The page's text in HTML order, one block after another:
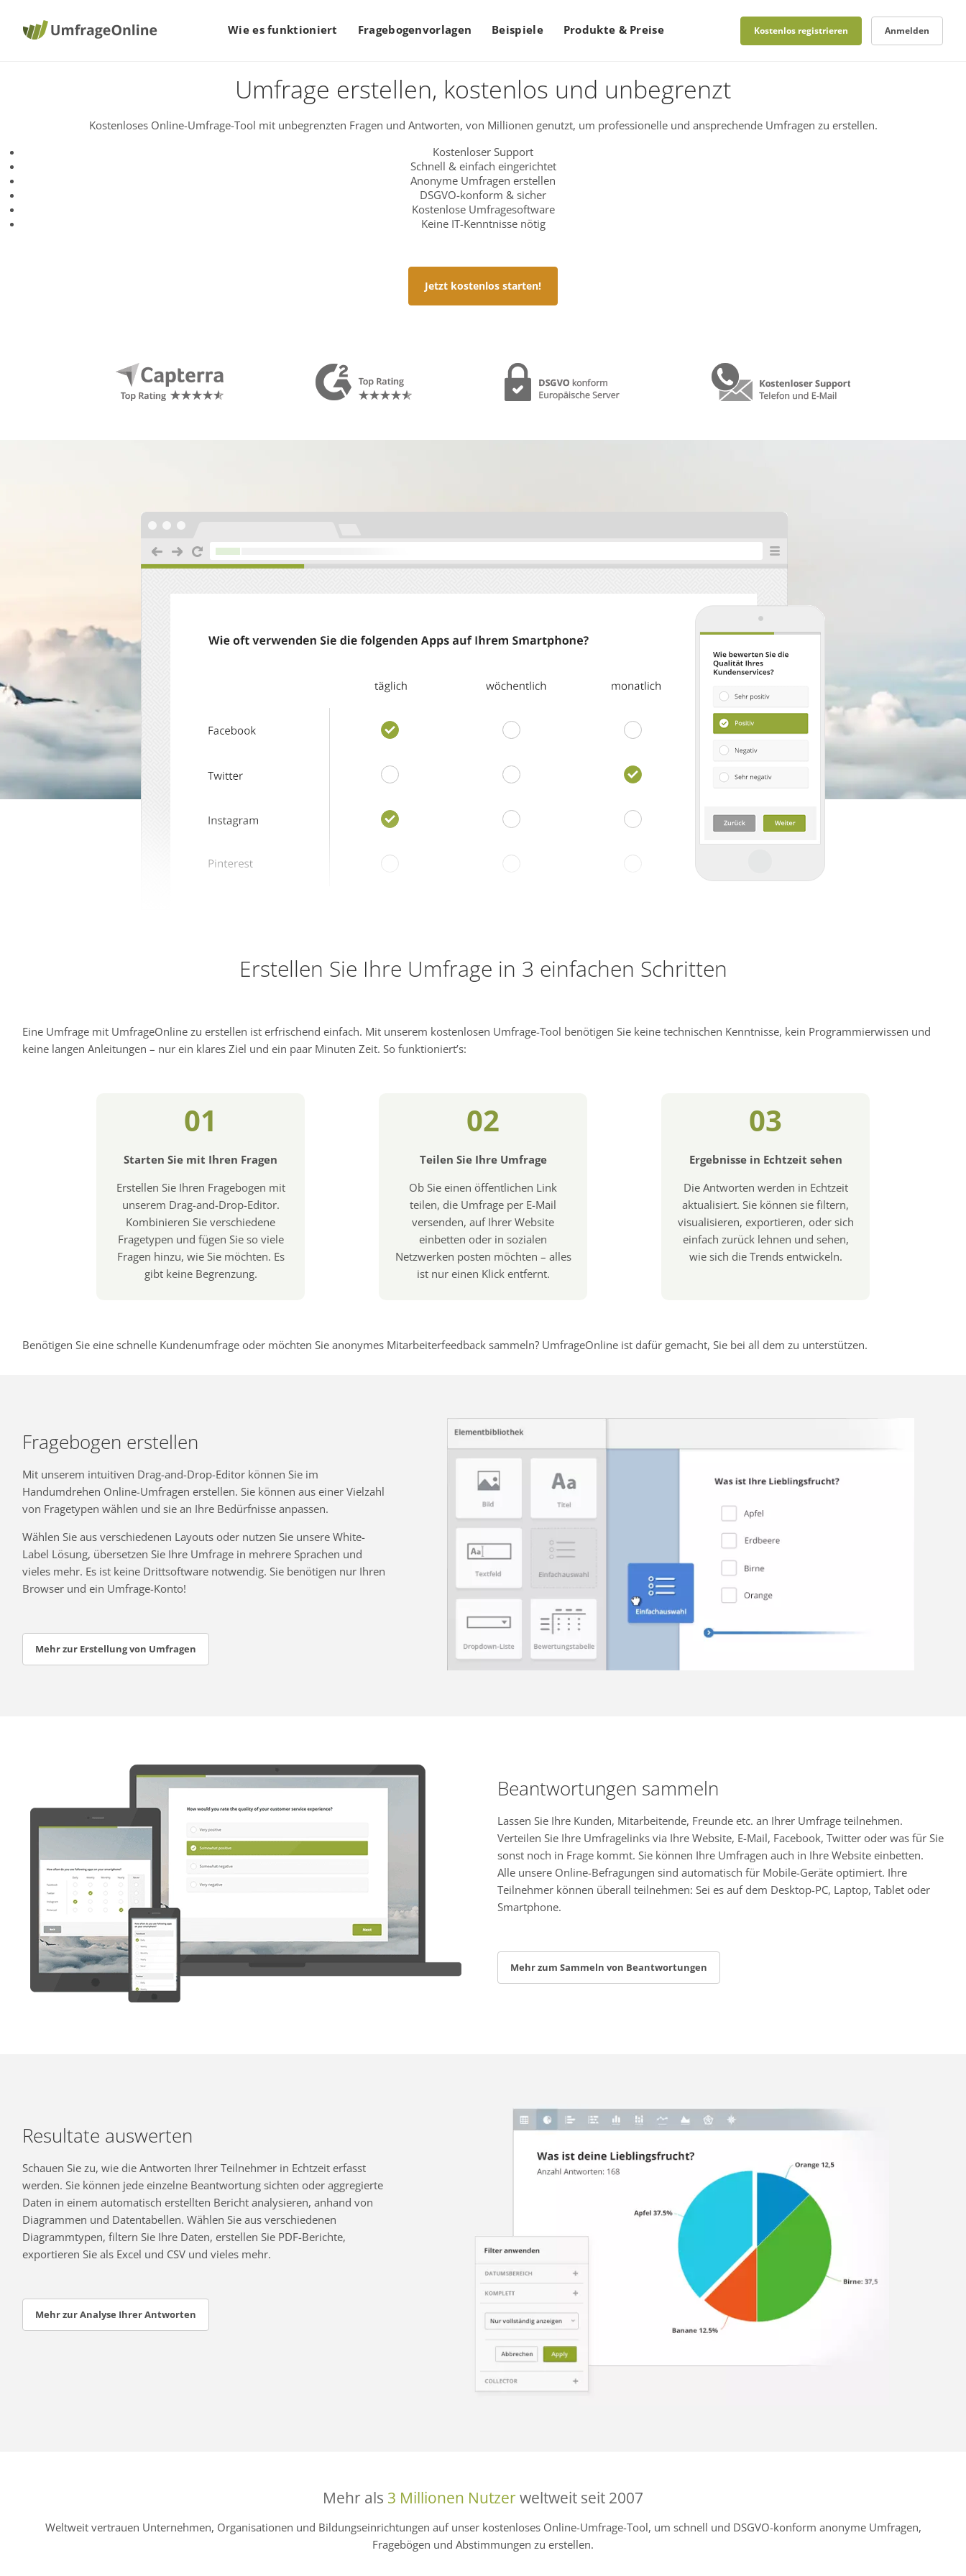
Wie es funktioniert Fragebogenvorlagen Beispiele Produkte & Preise Kostenlos registrieren Anmelden
Umfrage erstellen, kostenlos und unbegrenzt
Kostenloses Online-Umfrage-Tool mit unbegrenzten Fragen und Antworten, von Millionen genutzt, um professionelle und ansprechende Umfragen zu erstellen.
Kostenloser Support
Schnell & einfach eingerichtet
Anonyme Umfragen erstellen
DSGVO-konform & sicher
Kostenlose Umfragesoftware
Keine IT-Kenntnisse nötig
Jetzt kostenlos starten!
Erstellen Sie Ihre Umfrage in 3 einfachen Schritten
Eine Umfrage mit UmfrageOnline zu erstellen ist erfrischend einfach. Mit unserem kostenlosen Umfrage-Tool benötigen Sie keine technischen Kenntnisse, kein Programmierwissen und
keine langen Anleitungen – nur ein klares Ziel und ein paar Minuten Zeit. So funktioniert’s:
01
Starten Sie mit Ihren Fragen
Erstellen Sie Ihren Fragebogen mit
unserem Drag-and-Drop-Editor.
Kombinieren Sie verschiedene
Fragetypen und fügen Sie so viele
Fragen hinzu, wie Sie möchten. Es
gibt keine Begrenzung.
02
Teilen Sie Ihre Umfrage
Ob Sie einen öffentlichen Link
teilen, die Umfrage per E-Mail
versenden, auf Ihrer Website
einbetten oder in sozialen
Netzwerken posten möchten – alles
ist nur einen Klick entfernt.
03
Ergebnisse in Echtzeit sehen
Die Antworten werden in Echtzeit
aktualisiert. Sie können sie filtern,
visualisieren, exportieren, oder sich
einfach zurück lehnen und sehen,
wie sich die Trends entwickeln.
Benötigen Sie eine schnelle Kundenumfrage oder möchten Sie anonymes Mitarbeiterfeedback sammeln? UmfrageOnline ist dafür gemacht, Sie bei all dem zu unterstützen.
Fragebogen erstellen
Mit unserem intuitiven Drag-and-Drop-Editor können Sie im
Handumdrehen Online-Umfragen erstellen. Sie können aus einer Vielzahl
von Fragetypen wählen und sie an Ihre Bedürfnisse anpassen.
Wählen Sie aus verschiedenen Layouts oder nutzen Sie unsere White-
Label Lösung, übersetzen Sie Ihre Umfrage in mehrere Sprachen und
vieles mehr. Es ist keine Drittsoftware notwendig. Sie benötigen nur Ihren
Browser und ein Umfrage-Konto!
Mehr zur Erstellung von Umfragen
Beantwortungen sammeln
Lassen Sie Ihre Kunden, Mitarbeitende, Freunde etc. an Ihrer Umfrage teilnehmen.
Verteilen Sie Ihre Umfragelinks via Ihre Website, E-Mail, Facebook, Twitter oder was für Sie
sonst noch in Frage kommt. Sie können Ihre Umfragen auch in Ihre Website einbetten.
Alle unsere Online-Befragungen sind automatisch für Mobile-Geräte optimiert. Ihre
Teilnehmer können überall teilnehmen: Sei es auf dem Desktop-PC, Laptop, Tablet oder
Smartphone.
Mehr zum Sammeln von Beantwortungen
Resultate auswerten
Schauen Sie zu, wie die Antworten Ihrer Teilnehmer in Echtzeit erfasst
werden. Sie können jede einzelne Beantwortung sichten oder aggregierte
Daten in einem automatisch erstellten Bericht analysieren, anhand von
Diagrammen und Datentabellen. Wählen Sie aus verschiedenen
Diagrammtypen, filtern Sie Ihre Daten, erstellen Sie PDF-Berichte,
exportieren Sie als Excel und CSV und vieles mehr.
Mehr zur Analyse Ihrer Antworten
Mehr als 3 Millionen Nutzerweltweit seit 2007
Weltweit vertrauen Unternehmen, Organisationen und Bildungseinrichtungen auf unser kostenloses Online-Umfrage-Tool, um schnell und DSGVO-konform anonyme Umfragen,
Fragebögen und Abstimmungen zu erstellen.